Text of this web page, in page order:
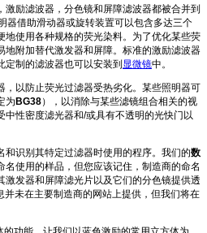
励滤波器，分色镜和屏障滤波器都被合并到
器借助滑动器或旋转装置可以包含多达三个
地使用各种规格的荧光染料。为了优化某些荧
地附加替代激发器和屏障。标准的激励滤波器
定制的滤波器也可以安装到显微镜中。
，以防止荧光过滤器受热劣化。某些照明器可
为BG38），以消除与某些滤镜组合相关的视
性密度滤光器和/或具有不透明的光快门以
识别其特定过滤器时使用的程序。我们的数
使用的样品，但您应该记住，制造商的命名
发器和屏障滤光片以及它们的分色镜提供透
未在主要制造商的网站上提供，但我们将在